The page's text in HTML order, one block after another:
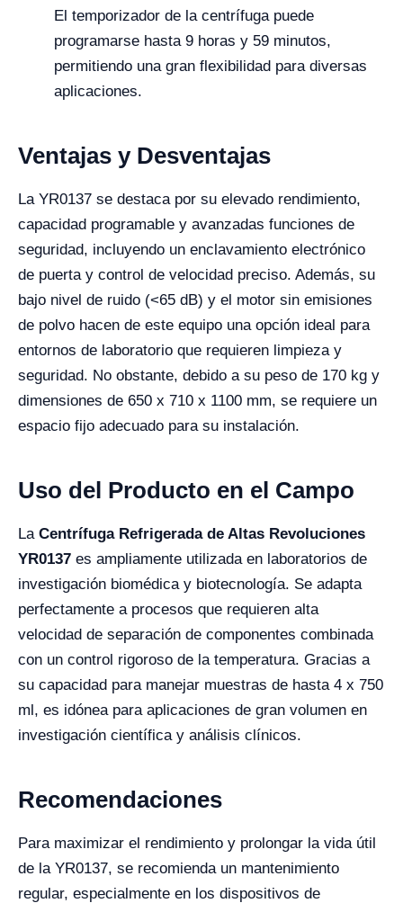
El temporizador de la centrífuga puede
programarse hasta 9 horas y 59 minutos,
permitiendo una gran flexibilidad para diversas
aplicaciones.
Ventajas y Desventajas
La YR0137 se destaca por su elevado rendimiento,
capacidad programable y avanzadas funciones de
seguridad, incluyendo un enclavamiento electrónico
de puerta y control de velocidad preciso. Además, su
bajo nivel de ruido (<65 dB) y el motor sin emisiones
de polvo hacen de este equipo una opción ideal para
entornos de laboratorio que requieren limpieza y
seguridad. No obstante, debido a su peso de 170 kg y
dimensiones de 650 x 710 x 1100 mm, se requiere un
espacio fijo adecuado para su instalación.
Uso del Producto en el Campo
La Centrífuga Refrigerada de Altas Revoluciones
YR0137 es ampliamente utilizada en laboratorios de
investigación biomédica y biotecnología. Se adapta
perfectamente a procesos que requieren alta
velocidad de separación de componentes combinada
con un control rigoroso de la temperatura. Gracias a
su capacidad para manejar muestras de hasta 4 x 750
ml, es idónea para aplicaciones de gran volumen en
investigación científica y análisis clínicos.
Recomendaciones
Para maximizar el rendimiento y prolongar la vida útil
de la YR0137, se recomienda un mantenimiento
regular, especialmente en los dispositivos de